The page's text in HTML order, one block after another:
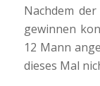
Nachdem
gewinnen
12 Mann
dieses Mal